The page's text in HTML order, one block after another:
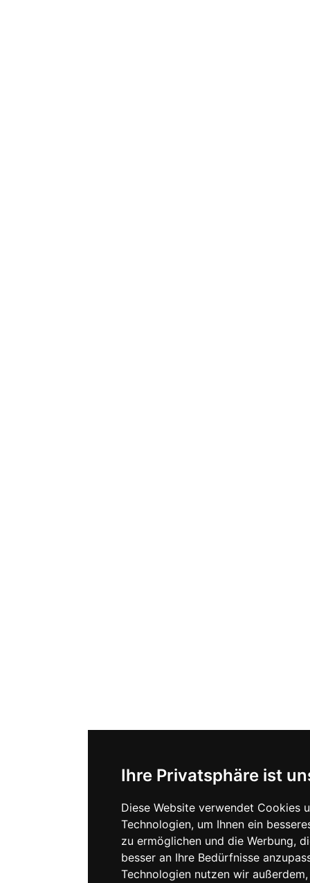
Ihre Privatsphäre ist
Diese Website verwendet Cookies
Technologien, um Ihnen ein
zu ermöglichen und die Werbung,
besser an Ihre Bedürfnisse
Technologien nutzen wir